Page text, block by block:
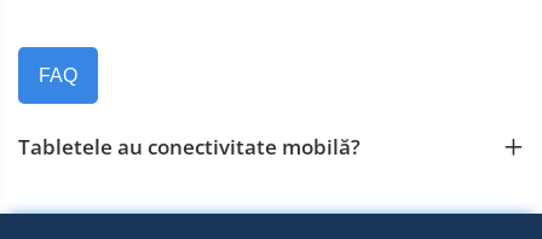
FAQ
Tabletele au conectivitate mobilă?